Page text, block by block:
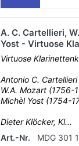
A. C. Cartellieri,
Yost - Virtuose
Virtuose
Antonio C.
W.A. Mozart (1756-
Michèl Yost (1754-
Dieter Klöcker, Kl...
Art.-Nr.
MDG 301